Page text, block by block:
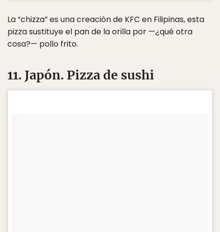
La “chizza” es una creación de KFC en Filipinas, esta
pizza sustituye el pan de la orilla por —¿qué otra
cosa?— pollo frito.
11. Japón. Pizza de sushi